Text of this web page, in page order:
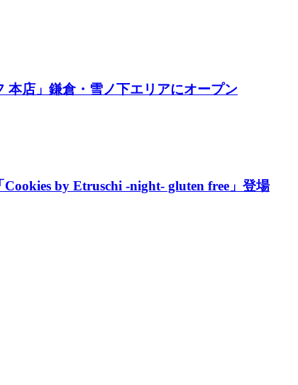
本店」鎌倉・雪ノ下エリアにオープン
by Etruschi -night- gluten free」登場